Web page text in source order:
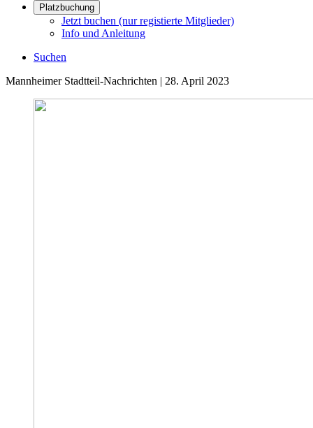
Platzbuchung
Jetzt buchen (nur registierte Mitglieder)
Info und Anleitung
Suchen
Mannheimer Stadtteil-Nachrichten | 28. April 2023